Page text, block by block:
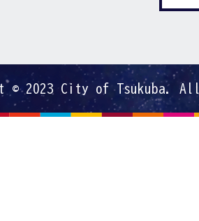
© 2023 City of Tsukuba.